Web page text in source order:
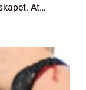
Att